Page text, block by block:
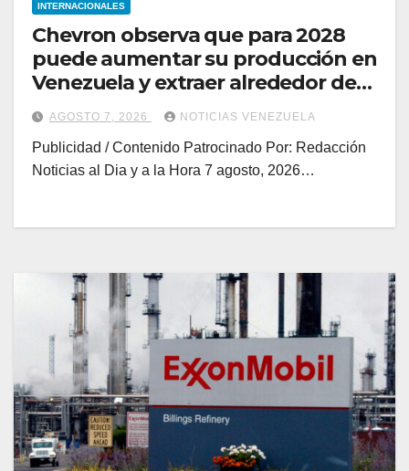
INTERNACIONALES
Chevron observa que para 2028
puede aumentar su producción en
Venezuela y extraer alrededor de
420.000 barriles diarios
AGOSTO 7, 2026 NOTICIAS VENEZUELA
Publicidad / Contenido Patrocinado Por: Redacción
Noticias al Dia y a la Hora 7 agosto, 2026…